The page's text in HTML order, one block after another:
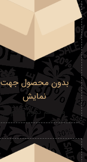
بدون محصول جهت
نمایش
متاسفم تموم شدم :(